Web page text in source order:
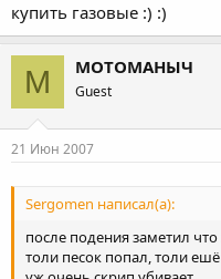
купить газовые :) :)
М МОТОМАНЫЧ
Guest
21 Июн 2007
Sergomen написал(а):
после подения заметил
толи песок попал, толи